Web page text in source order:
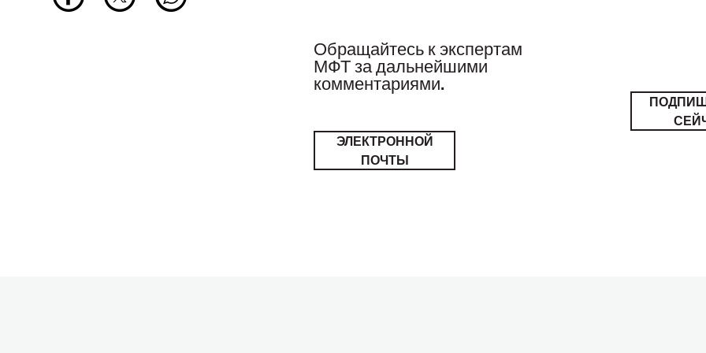
Обращайтесь к экспертам
МФТ за дальнейшими
комментариями.
ЭЛЕКТРОННОЙ
ПОЧТЫ